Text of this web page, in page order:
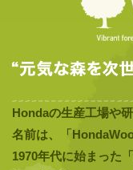
Hondaの生産工場や
名前は、「
1970年代に始まった